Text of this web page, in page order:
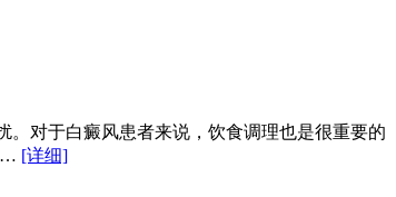
。对于白癜风患者来说，饮食调理也是很重要的
… [详细]